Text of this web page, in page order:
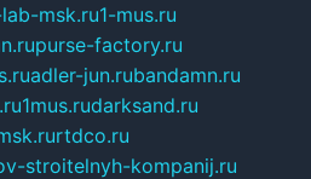
msk.ru1-mus.ru
purse-factory.ru
adler-jun.rubandamn.ru
1mus.rudarksand.ru
rtdco.ru
stroitelnyh-kompanij.ru